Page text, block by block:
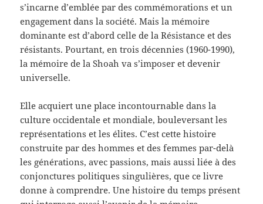
s’incarne d’emblée par des commémorations et un
engagement dans la société. Mais la mémoire
dominante est d’abord celle de la Résistance et des
résistants. Pourtant, en trois décennies (1960-1990),
la mémoire de la Shoah va s’imposer et devenir
universelle.
Elle acquiert une place incontournable dans la
culture occidentale et mondiale, bouleversant les
représentations et les élites. C’est cette histoire
construite par des hommes et des femmes par-delà
les générations, avec passions, mais aussi liée à des
conjonctures politiques singulières, que ce livre
donne à comprendre. Une histoire du temps présent